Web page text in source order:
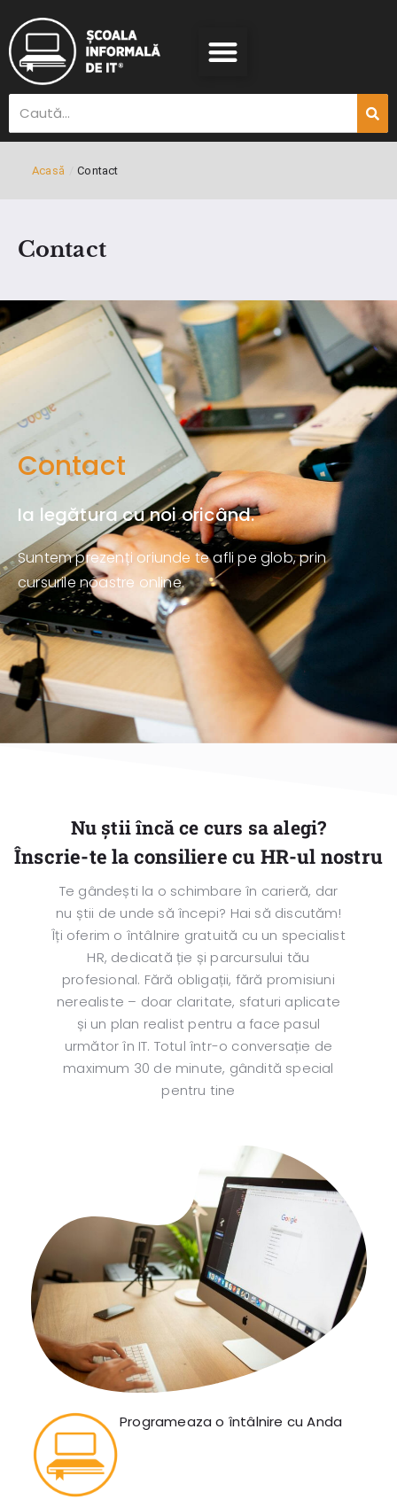
Acasă Contact
Contact
Contact
Ia legătura cu noi oricând.
Suntem prezenți oriunde te afli pe glob, prin
cursurile noastre online.
Nu știi încă ce curs sa alegi?
Înscrie-te la consiliere cu HR-ul nostru
Te gândești la o schimbare în carieră, dar
nu știi de unde să începi? Hai să discutăm!
Îți oferim o întâlnire gratuită cu un specialist
HR, dedicată ție și parcursului tău
profesional. Fără obligații, fără promisiuni
nerealiste – doar claritate, sfaturi aplicate
și un plan realist pentru a face pasul
următor în IT. Totul într-o conversație de
maximum 30 de minute, gândită special
pentru tine
Programeaza o întâlnire cu Anda